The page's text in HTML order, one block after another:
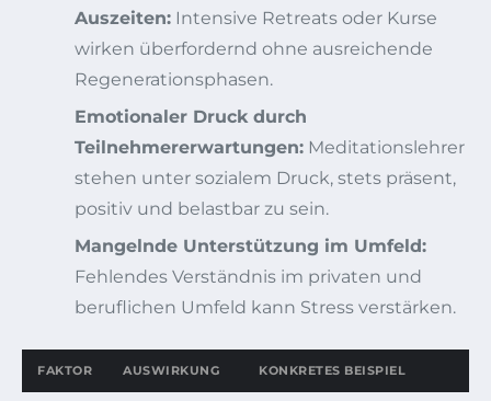
Auszeiten: Intensive Retreats oder Kurse
wirken überfordernd ohne ausreichende
Regenerationsphasen.
Emotionaler Druck durch
Teilnehmererwartungen: Meditationslehrer
stehen unter sozialem Druck, stets präsent,
positiv und belastbar zu sein.
Mangelnde Unterstützung im Umfeld:
Fehlendes Verständnis im privaten und
beruflichen Umfeld kann Stress verstärken.
FAKTOR AUSWIRKUNG KONKRETES BEISPIEL